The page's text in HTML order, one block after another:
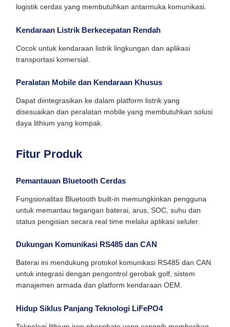
logistik cerdas yang membutuhkan antarmuka komunikasi.
Kendaraan Listrik Berkecepatan Rendah
Cocok untuk kendaraan listrik lingkungan dan aplikasi
transportasi komersial.
Peralatan Mobile dan Kendaraan Khusus
Dapat diintegrasikan ke dalam platform listrik yang
disesuaikan dan peralatan mobile yang membutuhkan solusi
daya lithium yang kompak.
Fitur Produk
Pemantauan Bluetooth Cerdas
Fungsionalitas Bluetooth built-in memungkinkan pengguna
untuk memantau tegangan baterai, arus, SOC, suhu dan
status pengisian secara real time melalui aplikasi seluler.
Dukungan Komunikasi RS485 dan CAN
Baterai ini mendukung protokol komunikasi RS485 dan CAN
untuk integrasi dengan pengontrol gerobak golf, sistem
manajemen armada dan platform kendaraan OEM.
Hidup Siklus Panjang Teknologi LiFePO4